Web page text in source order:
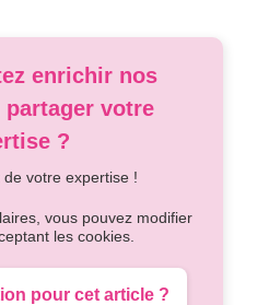
enrichir nos
votre
?
votre expertise !
vous pouvez modifier
les cookies.
pour cet article ?